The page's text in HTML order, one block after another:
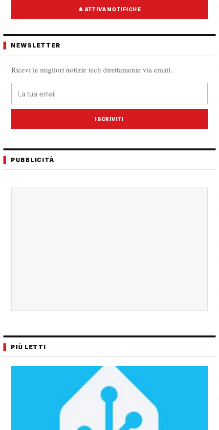
🔔 ATTIVA NOTIFICHE
NEWSLETTER
Ricevi le migliori notizie tech direttamente via email.
ISCRIVITI
PUBBLICITÀ
PIÙ LETTI